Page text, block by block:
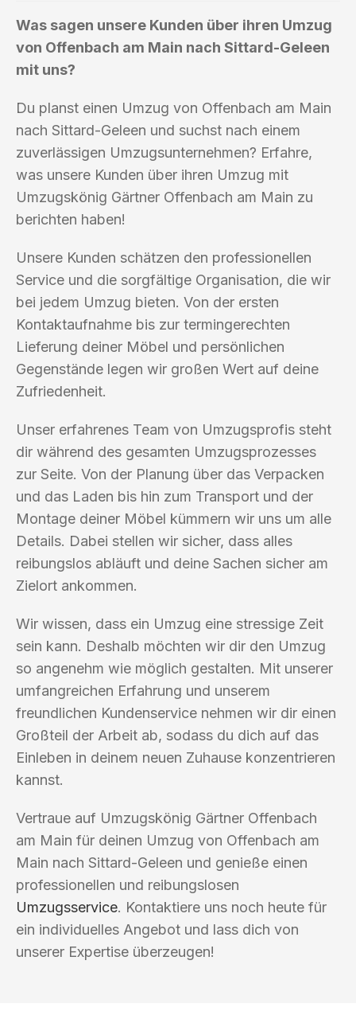
Was sagen unsere Kunden über ihren Umzug
von Offenbach am Main nach Sittard-Geleen
mit uns?
Du planst einen Umzug von Offenbach am Main
nach Sittard-Geleen und suchst nach einem
zuverlässigen Umzugsunternehmen? Erfahre,
was unsere Kunden über ihren Umzug mit
Umzugskönig Gärtner Offenbach am Main zu
berichten haben!
Unsere Kunden schätzen den professionellen
Service und die sorgfältige Organisation, die wir
bei jedem Umzug bieten. Von der ersten
Kontaktaufnahme bis zur termingerechten
Lieferung deiner Möbel und persönlichen
Gegenstände legen wir großen Wert auf deine
Zufriedenheit.
Unser erfahrenes Team von Umzugsprofis steht
dir während des gesamten Umzugsprozesses
zur Seite. Von der Planung über das Verpacken
und das Laden bis hin zum Transport und der
Montage deiner Möbel kümmern wir uns um alle
Details. Dabei stellen wir sicher, dass alles
reibungslos abläuft und deine Sachen sicher am
Zielort ankommen.
Wir wissen, dass ein Umzug eine stressige Zeit
sein kann. Deshalb möchten wir dir den Umzug
so angenehm wie möglich gestalten. Mit unserer
umfangreichen Erfahrung und unserem
freundlichen Kundenservice nehmen wir dir einen
Großteil der Arbeit ab, sodass du dich auf das
Einleben in deinem neuen Zuhause konzentrieren
kannst.
Vertraue auf Umzugskönig Gärtner Offenbach
am Main für deinen Umzug von Offenbach am
Main nach Sittard-Geleen und genieße einen
professionellen und reibungslosen
Umzugsservice. Kontaktiere uns noch heute für
ein individuelles Angebot und lass dich von
unserer Expertise überzeugen!